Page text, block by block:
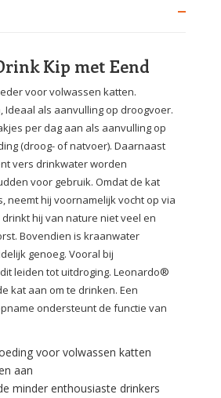
Kip met Eend
voor volwassen katten.
Ideaal als aanvulling op droogvoer.
per dag aan als aanvulling op
(droog- of natvoer). Daarnaast
vers drinkwater worden
voor gebruik. Omdat de kat
neemt hij voornamelijk vocht op via
hij van nature niet veel en
Bovendien is kraanwater
genoeg. Vooral bij
leiden tot uitdroging. Leonardo®
kat aan om te drinken. Een
ondersteunt de functie van
voor volwassen katten
aan
minder enthousiaste drinkers